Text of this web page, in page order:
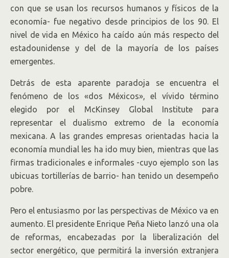
con que se usan los recursos humanos y físicos de la
economía- fue negativo desde principios de los 90. El
nivel de vida en México ha caído aún más respecto del
estadounidense y del de la mayoría de los países
emergentes.
Detrás de esta aparente paradoja se encuentra el
fenómeno de los «dos Méxicos», el vívido término
elegido por el McKinsey Global Institute para
representar el dualismo extremo de la economía
mexicana. A las grandes empresas orientadas hacia la
economía mundial les ha ido muy bien, mientras que las
firmas tradicionales e informales -cuyo ejemplo son las
ubicuas tortillerías de barrio- han tenido un desempeño
pobre.
Pero el entusiasmo por las perspectivas de México va en
aumento. El presidente Enrique Peña Nieto lanzó una ola
de reformas, encabezadas por la liberalización del
sector energético, que permitirá la inversión extranjera